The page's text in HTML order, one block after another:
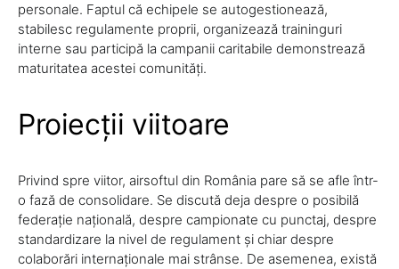
personale. Faptul că echipele se autogestionează,
stabilesc regulamente proprii, organizează traininguri
interne sau participă la campanii caritabile demonstrează
maturitatea acestei comunități.
Proiecții viitoare
Privind spre viitor, airsoftul din România pare să se afle într-
o fază de consolidare. Se discută deja despre o posibilă
federație națională, despre campionate cu punctaj, despre
standardizare la nivel de regulament și chiar despre
colaborări internaționale mai strânse. De asemenea, există